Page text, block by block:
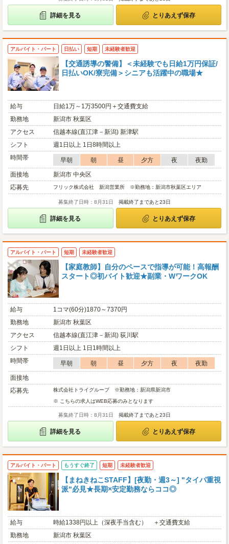
詳細を見る とりあえず保存
アルバイト・パート 日払い 短期 未経験者歓迎
【交通誘導の警備】＜未経験でも日給1万円保証/
日払いOK/寮完備＞シニアも活躍中の職場★
給与
日給1万～1万3500円＋交通費支給
勤務地
新潟市 秋葉区
アクセス
信越本線(直江津－新潟) 新津駅
シフト
週1日以上 1日8時間以上
時間帯
早朝 朝 昼 夕方 夜
夜勤
面接地
新潟市 中央区
応募先
フリック株式会社 新潟営業所 ※勤務地：新潟市秋葉区エリア
募集終了日時：8月31日 掲載終了まであと23日
詳細を見る とりあえず保存
アルバイト・パート 短期 未経験者歓迎
【家庭教師】自分のペースで指導が可能！高報酬
スタート◎初バイト歓迎★副業・WワークOK
給与
1コマ(60分)1870～7370円
勤務地
新潟市 秋葉区
アクセス
信越本線(直江津－新潟) 荻川駅
シフト
週1日以上 1日1時間以上
時間帯
早朝 朝 昼 夕方 夜
夜勤
面接地
応募先
株式会社トライグループ ※勤務地：新潟県新潟市
※ こちらの求人はWEB応募のみとなります
募集終了日時：8月31日 掲載終了まであと23日
詳細を見る とりあえず保存
アルバイト・パート もうすぐ終了 短期 未経験者歓迎
【まねきねこSTAFF】[夜勤・週3～] "タイパ重視
派"必見★長期×安定勤務ならココ◎
給与
時給1338円以上（深夜手当含む） ＋交通費支給
勤務地
新潟市 秋葉区